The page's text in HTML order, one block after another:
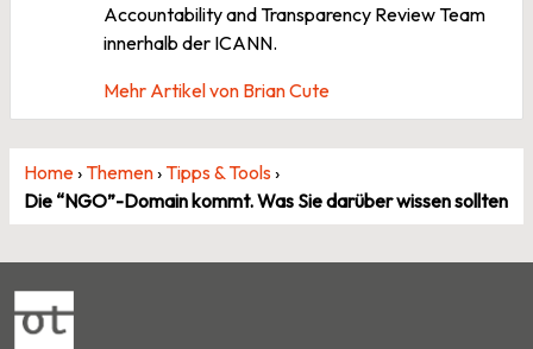
Accountability and Transparency Review Team
innerhalb der ICANN.
Mehr Artikel von Brian Cute
Home› Themen› Tipps & Tools›
Die “NGO”-Domain kommt. Was Sie darüber wissen sollten